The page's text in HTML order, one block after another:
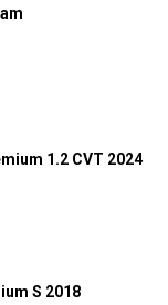
1.2 CVT 2024
S 2018